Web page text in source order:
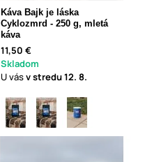
Káva Bajk je láska
Cyklozmrd - 250 g, mletá
káva
11,50 €
Skladom
U vásv stredu12. 8.